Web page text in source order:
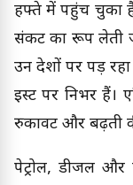
हफ्ते में पहुंच चुका
संकट का रूप लेती
उन देशों पर पड़
ईस्ट पर निर्भर
रुकावट और बढ़ती
पेट्रोल, डीजल और